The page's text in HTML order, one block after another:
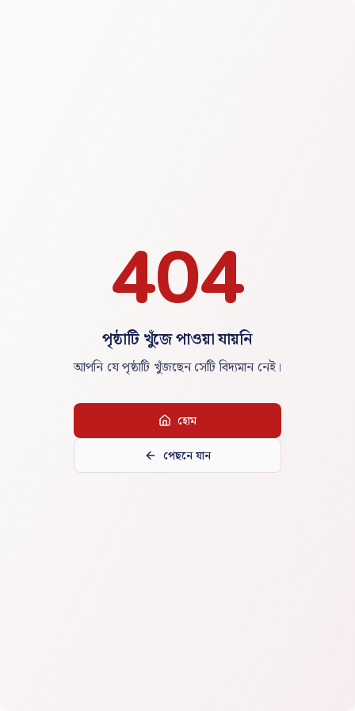
404
পৃষ্ঠাটি খুঁজে পাওয়া যায়নি
আপনি যে পৃষ্ঠাটি খুঁজছেন সেটি বিদ্যমান নেই।
হোম
পেছনে যান